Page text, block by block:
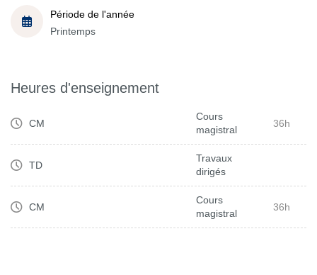
Période de l'année
Printemps
Heures d'enseignement
CM
Cours
magistral
36h
TD
Travaux
dirigés
CM
Cours
magistral
36h